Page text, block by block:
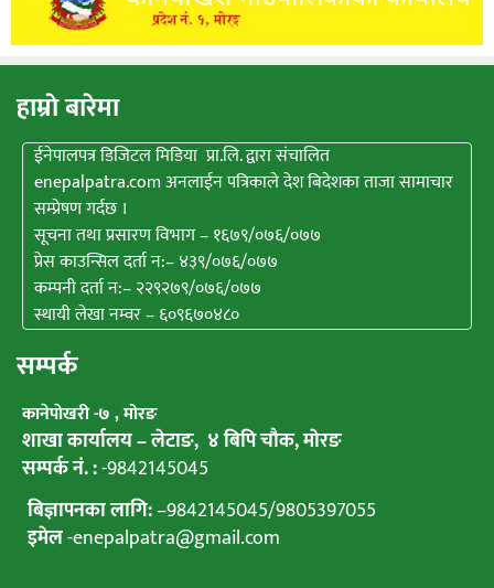
हाम्राे बारेमा
ईनेपालपत्र डिजिटल मिडिया प्रा.लि. द्वारा संचालित
enepalpatra.com अनलाईन पत्रिकाले देश बिदेशका ताजा सामाचार
सम्प्रेषण गर्दछ ।
सूचना तथा प्रसारण विभाग – १६७९/०७६/०७७
प्रेस काउन्सिल दर्ता न:– ४३९/०७६/०७७
कम्पनी दर्ता न:– २२९२७९/०७६/०७७
स्थायी लेखा नम्वर – ६०९६७०४८०
सम्पर्क
कानेपाेखरी -७ , मोरङ
शाखा कार्यालय – लेटाङ, ४ बिपि चाैक, माेरङ
सम्पर्क नं. :-9842145045
बिज्ञापनका लागि:–9842145045/9805397055
इमेल-enepalpatra@gmail.com